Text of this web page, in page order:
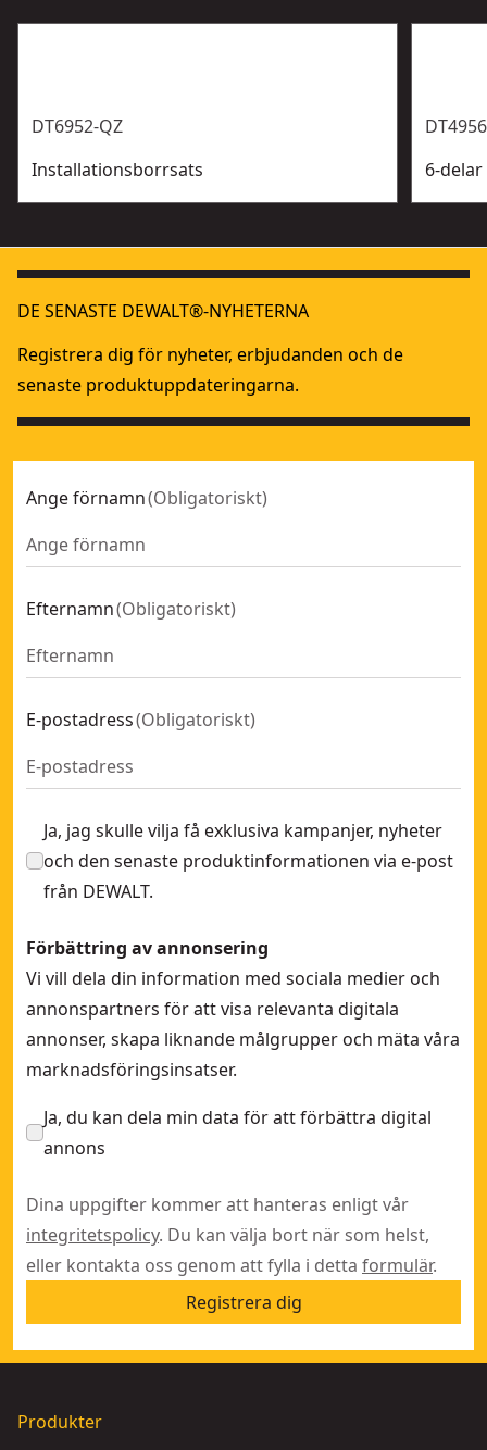
DT6952-QZ
Installationsborrsats
6-
DE SENASTE DEWALT®-NYHETERNA
Registrera dig för nyheter, erbjudanden och de
senaste produktuppdateringarna.
Ange förnamn(Obligatoriskt)
Efternamn(Obligatoriskt)
E-postadress(Obligatoriskt)
Ja, jag skulle vilja få exklusiva kampanjer, nyheter
och den senaste produktinformationen via e-post
från DEWALT.
Förbättring av annonsering
Vi vill dela din information med sociala medier och
annonspartners för att visa relevanta digitala
annonser, skapa liknande målgrupper och mäta våra
marknadsföringsinsatser.
Ja, du kan dela min data för att förbättra digital
annons
Dina uppgifter kommer att hanteras enligt vår
integritetspolicy. Du kan välja bort när som helst,
eller kontakta oss genom att fylla i detta formulär.
Registrera dig
Produkter